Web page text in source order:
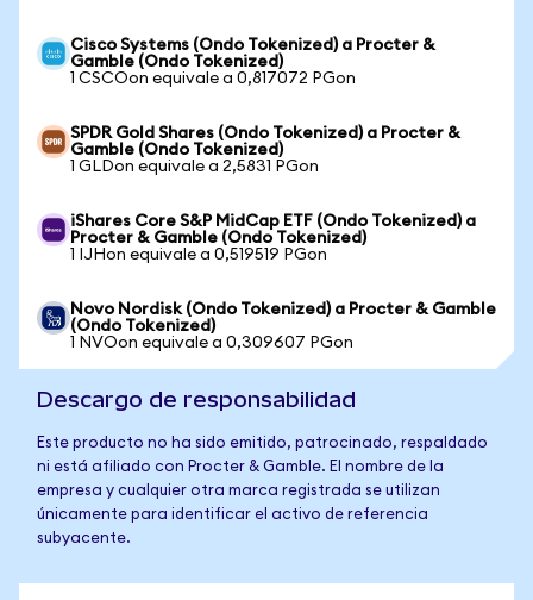
Cisco Systems (Ondo Tokenized) a Procter &
Gamble (Ondo Tokenized)
1 CSCOon equivale a 0,817072 PGon
SPDR Gold Shares (Ondo Tokenized) a Procter &
Gamble (Ondo Tokenized)
1 GLDon equivale a 2,5831 PGon
iShares Core S&P MidCap ETF (Ondo Tokenized) a
Procter & Gamble (Ondo Tokenized)
1 IJHon equivale a 0,519519 PGon
Novo Nordisk (Ondo Tokenized) a Procter & Gamble
(Ondo Tokenized)
1 NVOon equivale a 0,309607 PGon
Descargo de responsabilidad
Este producto no ha sido emitido, patrocinado, respaldado
ni está afiliado con Procter & Gamble. El nombre de la
empresa y cualquier otra marca registrada se utilizan
únicamente para identificar el activo de referencia
subyacente.